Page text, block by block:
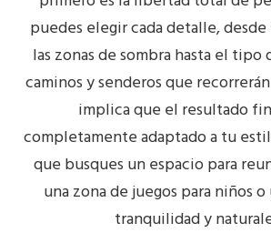
puedes elegir cada detalle,
las zonas de sombra hasta el tipo
caminos y senderos que
implica que el resultado
completamente adaptado a tu
que busques un espacio para
una zona de juegos para niños
tranquilidad y